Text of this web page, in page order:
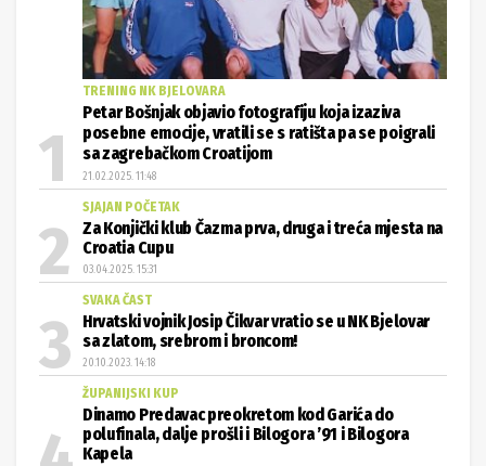
TRENING NK BJELOVARA
Petar Bošnjak objavio fotografiju koja izaziva
posebne emocije, vratili se s ratišta pa se poigrali
sa zagrebačkom Croatijom
21.02.2025. 11:48
SJAJAN POČETAK
Za Konjički klub Čazma prva, druga i treća mjesta na
Croatia Cupu
03.04.2025. 15:31
SVAKA ČAST
Hrvatski vojnik Josip Čikvar vratio se u NK Bjelovar
sa zlatom, srebrom i broncom!
20.10.2023. 14:18
ŽUPANIJSKI KUP
Dinamo Predavac preokretom kod Garića do
polufinala, dalje prošli i Bilogora ’91 i Bilogora
Kapela